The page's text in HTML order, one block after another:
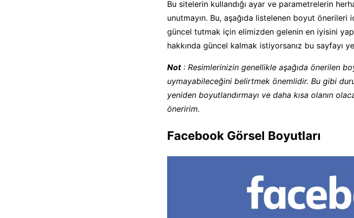
Bu sitelerin kullandığı ayar ve parametrelerin
unutmayın. Bu, aşağıda listelenen boyut
güncel tutmak için elimizden gelenin en iyisini
hakkında güncel kalmak istiyorsanız bu sayfayı
Not: Resimlerinizin genellikle aşağıda önerilen
uymayabileceğini belirtmek önemlidir. Bu gibi
yeniden boyutlandırmayı ve daha kısa olanın
öneririm.
Facebook Görsel Boyutları